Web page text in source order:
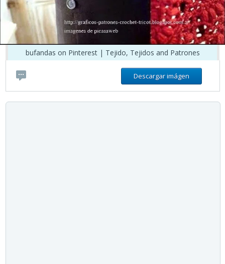
bufandas on Pinterest | Tejido, Tejidos and Patrones
Descargar imágen